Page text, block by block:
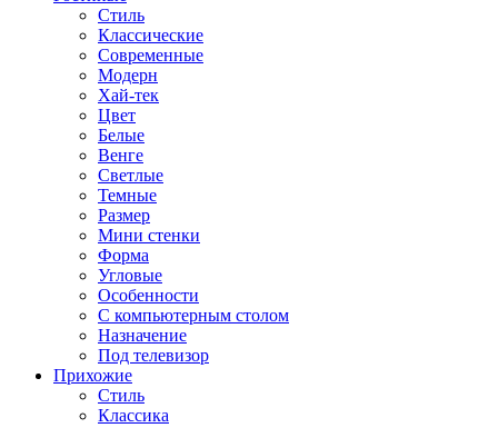
Стиль
Классические
Современные
Модерн
Хай-тек
Цвет
Белые
Венге
Светлые
Темные
Размер
Мини стенки
Форма
Угловые
Особенности
С компьютерным столом
Назначение
Под телевизор
Прихожие
Стиль
Классика